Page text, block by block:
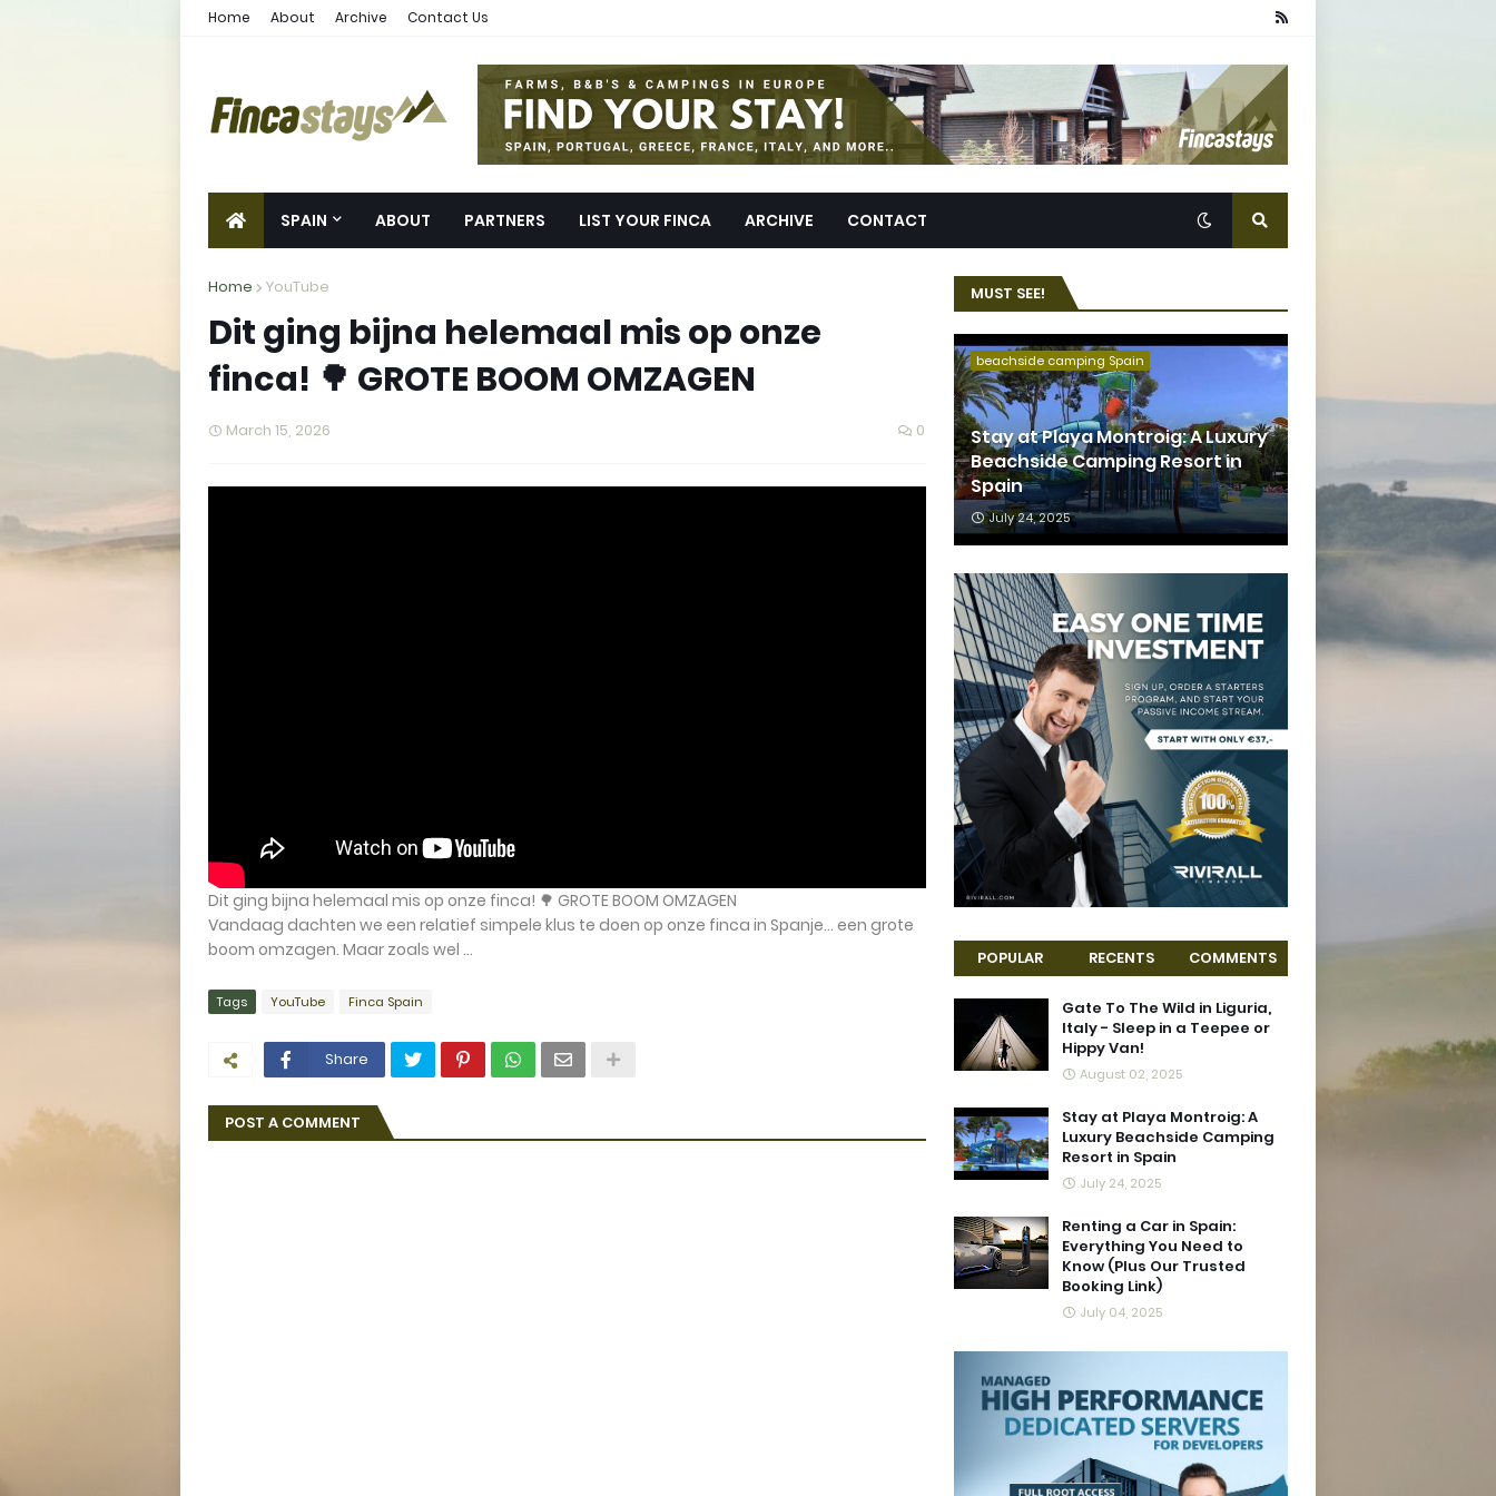
Home About Archive Contact Us
SPAIN ABOUT PARTNERS LIST YOUR FINCA ARCHIVE CONTACT
Home YouTube
Dit ging bijna helemaal mis op onze
finca! 🌳 GROTE BOOM OMZAGEN
March 15, 2026 0
Dit ging bijna helemaal mis op onze finca! 🌳 GROTE BOOM OMZAGEN
Vandaag dachten we een relatief simpele klus te doen op onze finca in Spanje… een grote
boom omzagen. Maar zoals wel ...
Tags YouTube Finca Spain
Share
POST A COMMENT
MUST SEE!
beachside camping Spain
Stay at Playa Montroig: A Luxury
Beachside Camping Resort in
Spain
July 24, 2025
POPULAR RECENTS COMMENTS
Gate To The Wild in Liguria,
Italy - Sleep in a Teepee or
Hippy Van!
August 02, 2025
Stay at Playa Montroig: A
Luxury Beachside Camping
Resort in Spain
July 24, 2025
Renting a Car in Spain:
Everything You Need to
Know (Plus Our Trusted
Booking Link)
July 04, 2025